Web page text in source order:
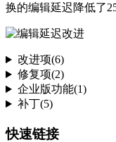
换的编辑延迟降低了
改进项(6)
修复项(2)
企业版功能(1)
补丁(5)
快速链接